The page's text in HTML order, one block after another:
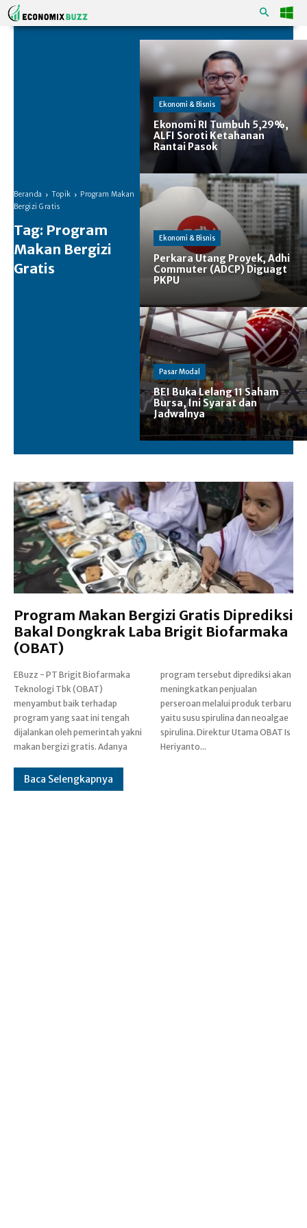
Beranda Topik
Program Makan
Bergizi Gratis
Tag: Program
Makan Bergizi
Gratis
Ekonomi & Bisnis
Ekonomi RI Tumbuh 5,29%,
ALFI Soroti Ketahanan
Rantai Pasok
Ekonomi & Bisnis
Perkara Utang Proyek, Adhi
Commuter (ADCP) Diguagt
PKPU
Pasar Modal
BEI Buka Lelang 11 Saham
Bursa, Ini Syarat dan
Jadwalnya
Program Makan Bergizi Gratis Diprediksi
Bakal Dongkrak Laba Brigit Biofarmaka
(OBAT)
EBuzz - PT Brigit Biofarmaka
Teknologi Tbk (OBAT)
menyambut baik terhadap
program yang saat ini tengah
dijalankan oleh pemerintah yakni
makan bergizi gratis. Adanya
program tersebut diprediksi akan
meningkatkan penjualan
perseroan melalui produk terbaru
yaitu susu spirulina dan neoalgae
spirulina. Direktur Utama OBAT Is
Heriyanto...
Baca Selengkapnya